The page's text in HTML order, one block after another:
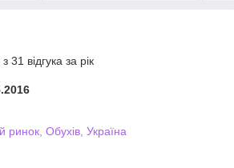
31 відгука за рік
ринок, Обухів, Україна